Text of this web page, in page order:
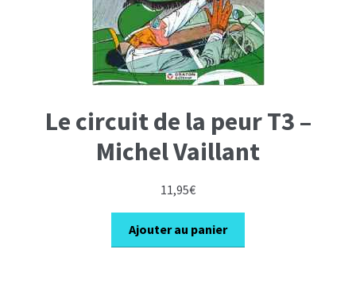
Le circuit de la peur T3 –
Michel Vaillant
11,95€
Ajouter au panier